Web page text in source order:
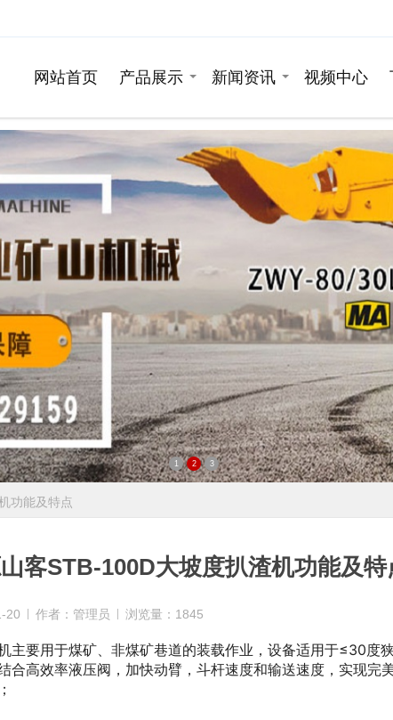
网站首页 产品展示 新闻资讯 视频中心
1 2 3
功能及特点
客STB-100D大坡度扒渣机功能及特
20 作者：管理员 浏览量：1845
要用于煤矿、非煤矿巷道的装载作业，设备适用于≤30度
合高效率液压阀，加快动臂，斗杆速度和输送速度，实现完